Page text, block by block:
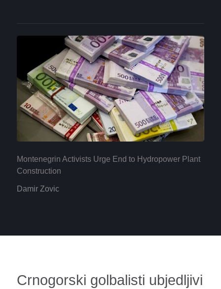
Montenegrin Activists Urge End to Hydropower Plant
Construction
Damir Zovic
Crnogorski golbalisti ubjedljivi